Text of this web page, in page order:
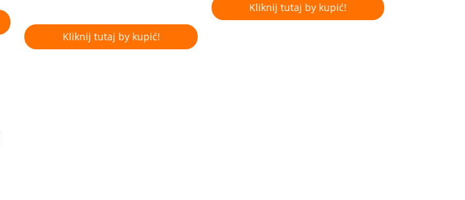
Kliknij tutaj by kupić!
Kliknij tutaj by kupić!